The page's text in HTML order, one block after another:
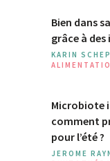
Bien dans
grâce à
KARIN
Microbiote
comment
pour l’été ?
JEROME